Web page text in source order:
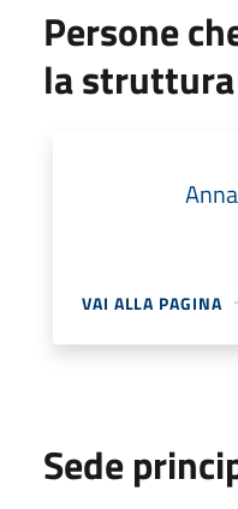
Persone
la struttura
VAI ALLA PAGINA
Sede